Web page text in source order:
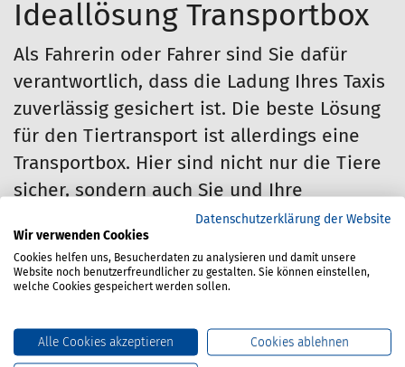
Ideallösung Transportbox
Als Fahrerin oder Fahrer sind Sie dafür
verantwortlich, dass die Ladung Ihres Taxis
zuverlässig gesichert ist. Die beste Lösung
für den Tiertransport ist allerdings eine
Transportbox. Hier sind nicht nur die Tiere
sicher, sondern auch Sie und Ihre
Fahrgäste. Ein Schutzgitter zwischen
Fahrgastraum und Ladefläche in Kombis ist
eine sinnvolle zusätzliche
Datenschutzerklärung der Website
Wir verwenden Cookies
Cookies helfen uns, Besucherdaten zu analysieren und damit unsere
Website noch benutzerfreundlicher zu gestalten. Sie können einstellen,
welche Cookies gespeichert werden sollen.
Alle Cookies akzeptieren Cookies ablehnen